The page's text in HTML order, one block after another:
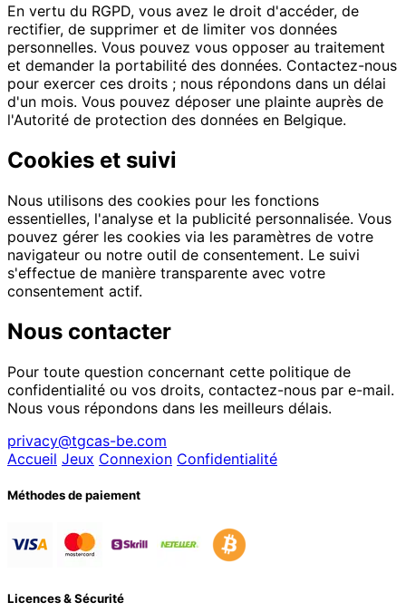
En vertu du RGPD, vous avez le droit d'accéder, de
rectifier, de supprimer et de limiter vos données
personnelles. Vous pouvez vous opposer au traitement
et demander la portabilité des données. Contactez-nous
pour exercer ces droits ; nous répondons dans un délai
d'un mois. Vous pouvez déposer une plainte auprès de
l'Autorité de protection des données en Belgique.
Cookies et suivi
Nous utilisons des cookies pour les fonctions
essentielles, l'analyse et la publicité personnalisée. Vous
pouvez gérer les cookies via les paramètres de votre
navigateur ou notre outil de consentement. Le suivi
s'effectue de manière transparente avec votre
consentement actif.
Nous contacter
Pour toute question concernant cette politique de
confidentialité ou vos droits, contactez-nous par e-mail.
Nous vous répondons dans les meilleurs délais.
privacy@tgcas-be.com
Accueil Jeux Connexion Confidentialité
Méthodes de paiement
Licences & Sécurité